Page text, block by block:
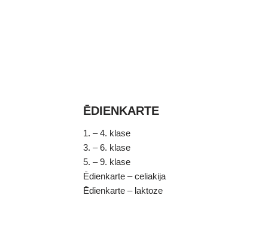
ĒDIENKARTE
1. – 4. klase
3. – 6. klase
5. – 9. klase
Ēdienkarte – celiakija
Ēdienkarte – laktoze